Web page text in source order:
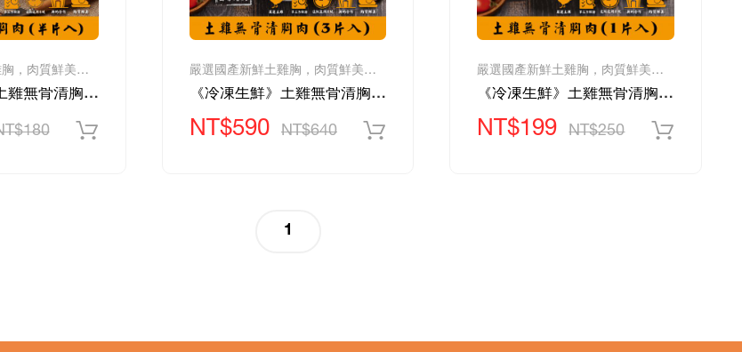
嚴選國產新鮮土雞胸，肉質鮮美、滋味濃郁
《冷凍生鮮》土雞無骨清胸肉(半片入)-180g/包
嚴選國產新鮮土雞胸，肉質鮮美、滋味濃郁
《冷凍生鮮》土雞無骨清胸肉(3片入)-1200g/包
NT$590 NT$640
嚴選國產新鮮土雞胸，肉質鮮美、滋味濃郁
《冷凍生鮮》土雞無骨清胸肉(1片入)-400g/包
NT$199 NT$250
1